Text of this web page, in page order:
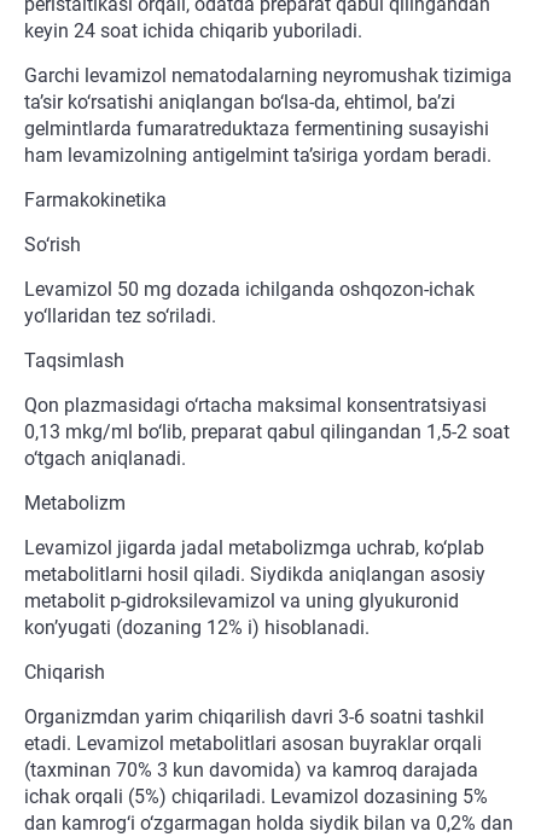
keyin 24 soat ichida chiqarib yuboriladi.
Garchi levamizol nematodalarning neyromushak tizimiga
ta’sir ko‘rsatishi aniqlangan bo‘lsa-da, ehtimol, ba’zi
gelmintlarda fumaratreduktaza fermentining susayishi
ham levamizolning antigelmint ta’siriga yordam beradi.
Farmakokinetika
So‘rish
Levamizol 50 mg dozada ichilganda oshqozon-ichak
yo‘llaridan tez so‘riladi.
Taqsimlash
Qon plazmasidagi o‘rtacha maksimal konsentratsiyasi
0,13 mkg/ml bo‘lib, preparat qabul qilingandan 1,5-2 soat
o‘tgach aniqlanadi.
Metabolizm
Levamizol jigarda jadal metabolizmga uchrab, ko‘plab
metabolitlarni hosil qiladi. Siydikda aniqlangan asosiy
metabolit p-gidroksilevamizol va uning glyukuronid
kon’yugati (dozaning 12% i) hisoblanadi.
Chiqarish
Organizmdan yarim chiqarilish davri 3-6 soatni tashkil
etadi. Levamizol metabolitlari asosan buyraklar orqali
(taxminan 70% 3 kun davomida) va kamroq darajada
ichak orqali (5%) chiqariladi. Levamizol dozasining 5%
dan kamrog‘i o‘zgarmagan holda siydik bilan va 0,2% dan